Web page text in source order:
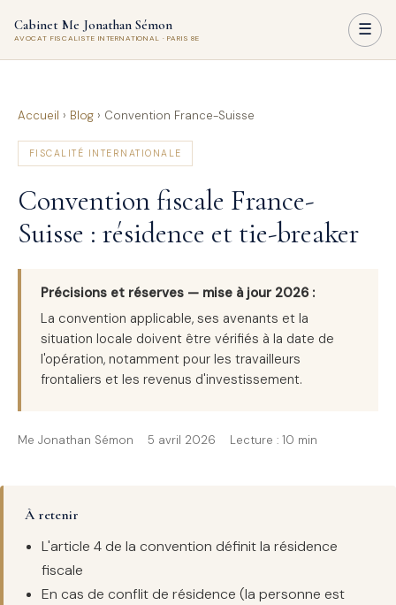
Cabinet Me Jonathan Sémon
AVOCAT FISCALISTE INTERNATIONAL · PARIS 8E ☰
Accueil › Blog › Convention France-Suisse
FISCALITÉ INTERNATIONALE
Convention fiscale France-
Suisse : résidence et tie-breaker
Précisions et réserves — mise à jour 2026 :
La convention applicable, ses avenants et la
situation locale doivent être vérifiés à la date de
l'opération, notamment pour les travailleurs
frontaliers et les revenus d'investissement.
Me Jonathan Sémon 5 avril 2026 Lecture : 10 min
À retenir
L'article 4 de la convention définit la résidence
fiscale
En cas de conflit de résidence (la personne est